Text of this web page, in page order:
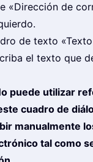
«Dirección de
de texto
el texto que
puede utilizar
cuadro de
manualmente
tal como